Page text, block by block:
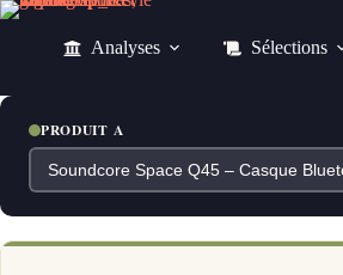
Passer
Analyses Sélections
PRODUIT A